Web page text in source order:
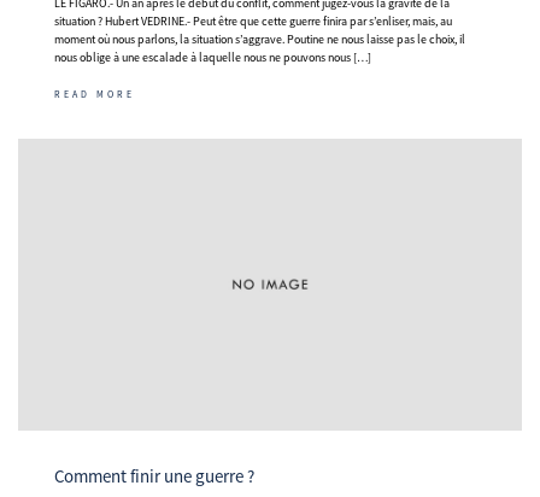
situation ? Hubert VEDRINE.- Peut être que cette guerre finira par s’enliser, mais, au
moment où nous parlons, la situation s’aggrave. Poutine ne nous laisse pas le choix, il
nous oblige à une escalade à laquelle nous ne pouvons nous […]
READ MORE
Comment finir une guerre ?